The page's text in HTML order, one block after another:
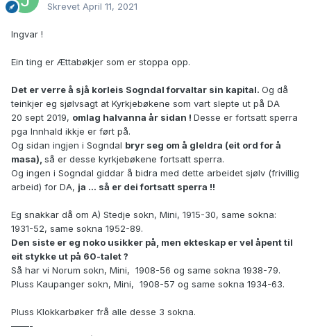
Skrevet April 11, 2021
Ingvar !
Ein ting er Ættabøkjer som er stoppa opp.
Det er verre å sjå korleis Sogndal forvaltar sin kapital. Og då
teinkjer eg sjølvsagt at Kyrkjebøkene som vart slepte ut på DA
20 sept 2019, omlag halvanna år sidan ! Desse er fortsatt sperra
pga Innhald ikkje er ført på.
Og sidan ingjen i Sogndal bryr seg om å gleldra (eit ord for å
masa), så er desse kyrkjebøkene fortsatt sperra.
Og ingen i Sogndal giddar å bidra med dette arbeidet sjølv (frivillig
arbeid) for DA, ja ... så er dei fortsatt sperra !!
Eg snakkar då om A) Stedje sokn, Mini, 1915-30, same sokna:
1931-52, same sokna 1952-89.
Den siste er eg noko usikker på, men ekteskap er vel åpent til
eit stykke ut på 60-talet ?
Så har vi Norum sokn, Mini, 1908-56 og same sokna 1938-79.
Pluss Kaupanger sokn, Mini, 1908-57 og same sokna 1934-63.
Pluss Klokkarbøker frå alle desse 3 sokna.
——-